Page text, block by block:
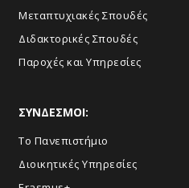
Μεταπτυχιακές Σπουδές
Διδακτορικές Σπουδές
Παροχές και Υπηρεσίες
ΣΥΝΔΕΣΜΟΙ:
Το Πανεπιστήμιο
Διοικητικές Υπηρεσίες